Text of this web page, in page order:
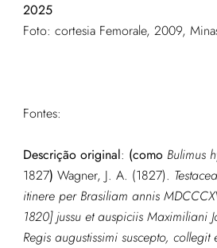
2025
Foto: cortesia Femorale, 2009,
Fontes:
Descrição original: (como Bulimus
1827) Wagner, J. A. (1827).
itinere per Brasiliam annis
1820] jussu et auspiciis Maximiliani
Regis augustissimi suscepto,